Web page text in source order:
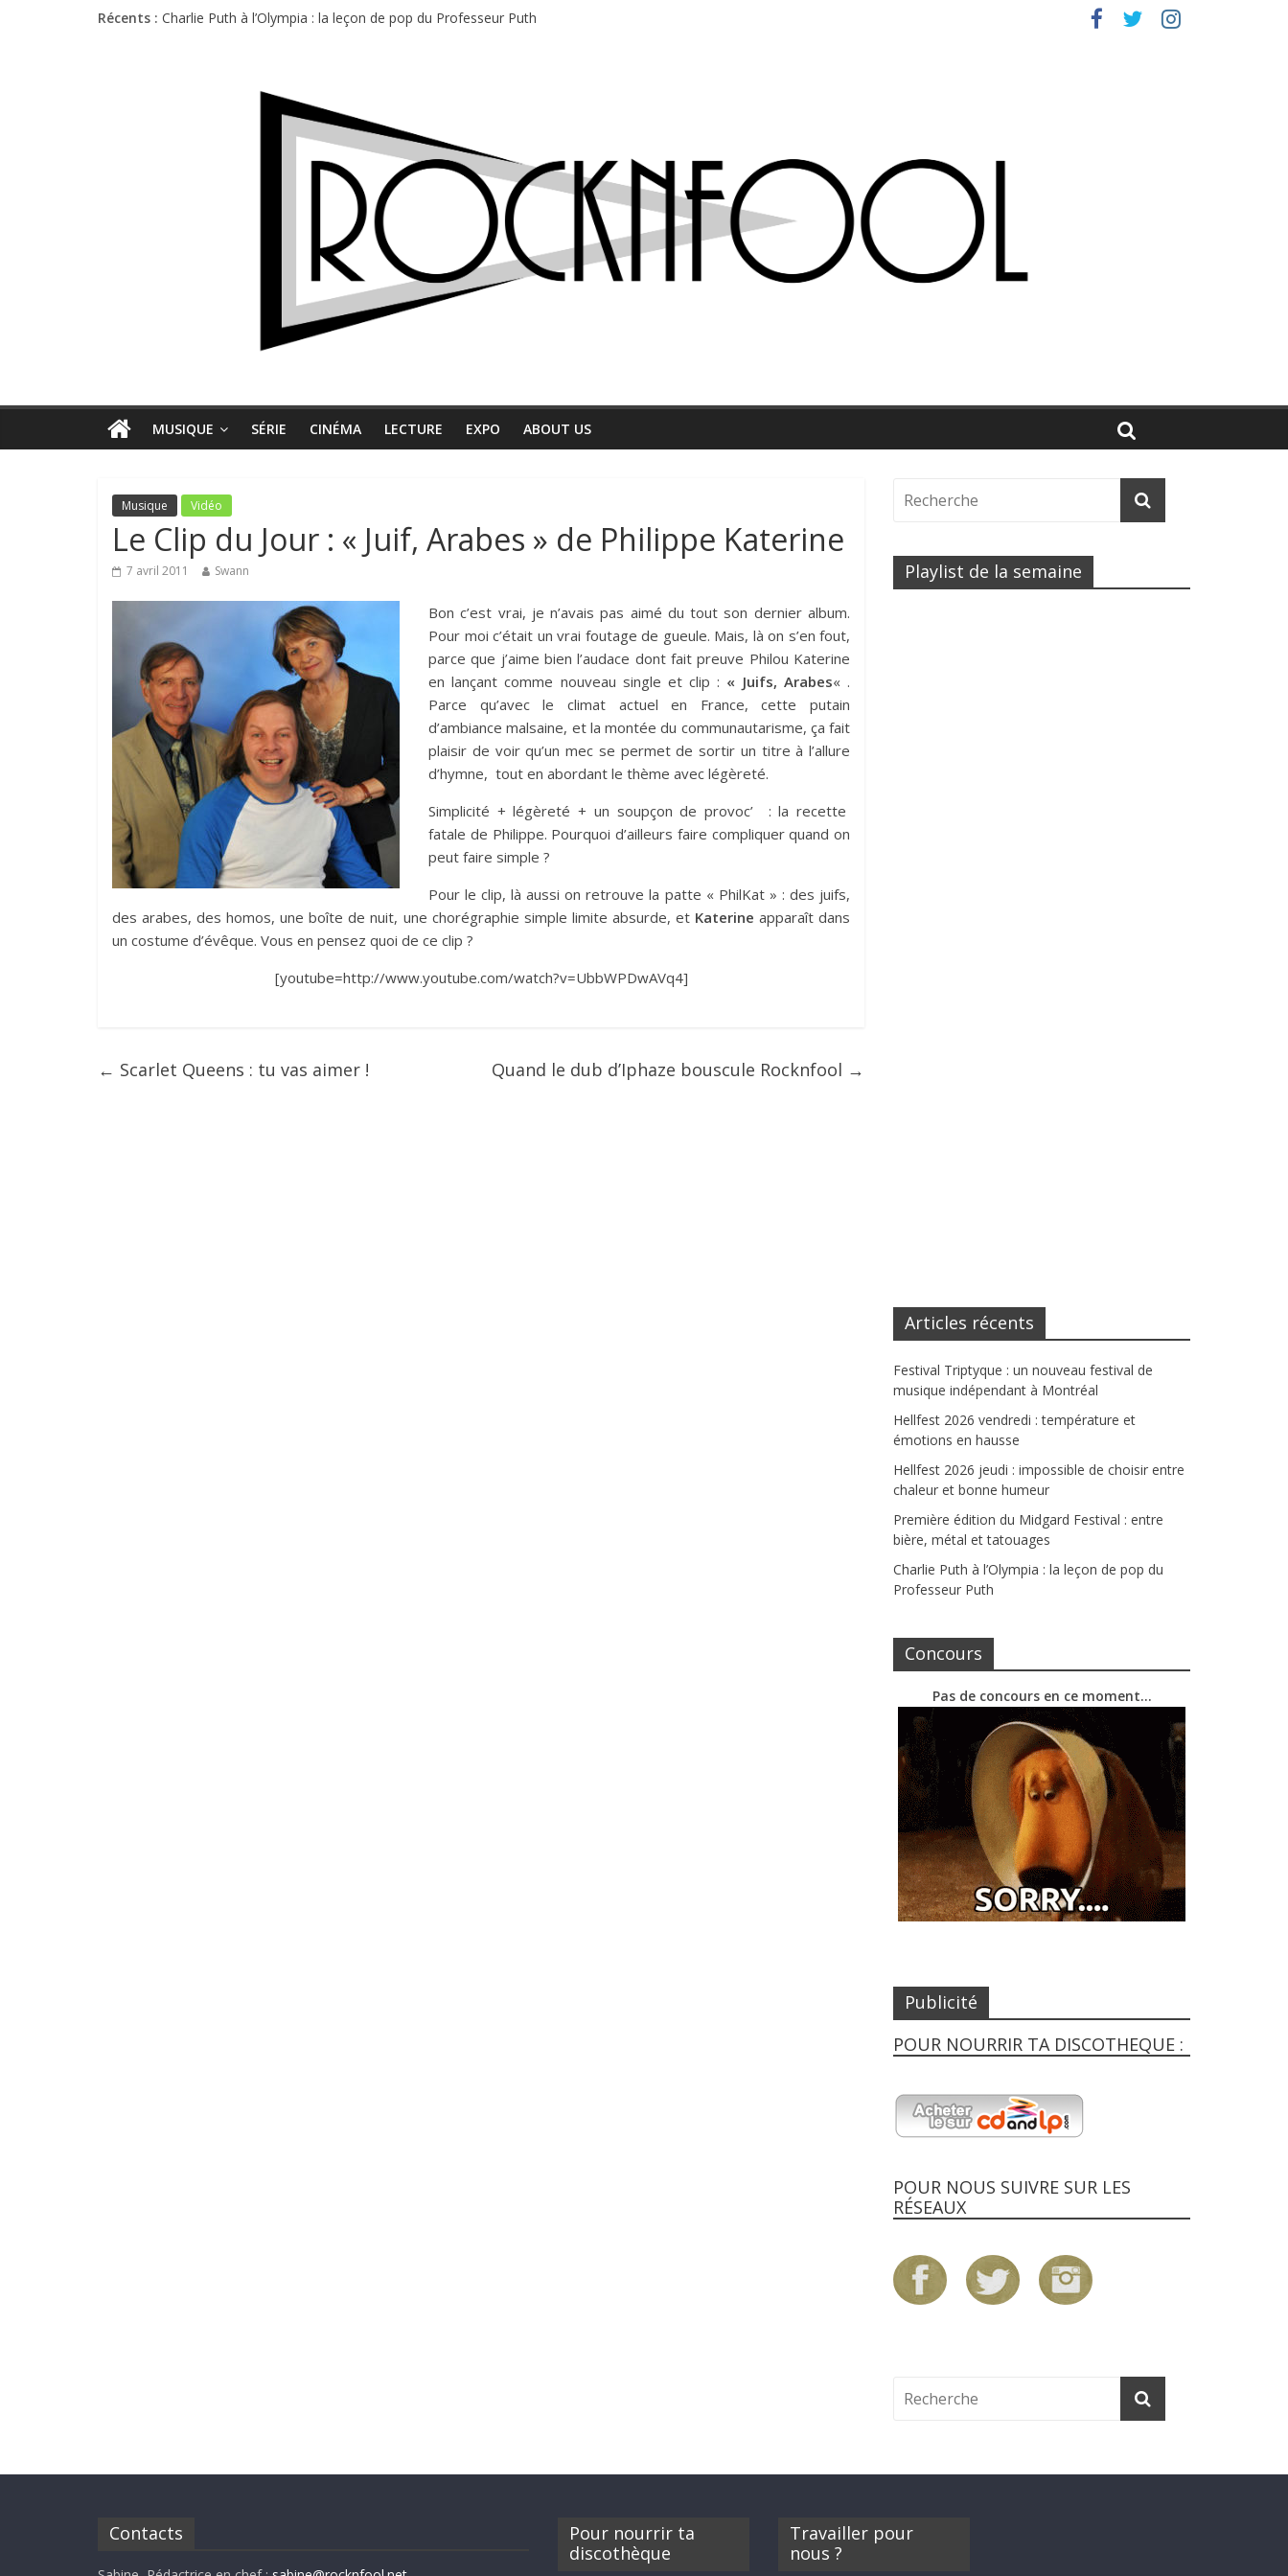
Récents : Charlie Puth à l’Olympia : la leçon de pop du Professeur Puth
Première édition du Midgard Festival : entre bière, métal et tatouages
MUSIQUE SÉRIE CINÉMA LECTURE EXPO ABOUT US
Musique Vidéo
Le Clip du Jour : « Juif, Arabes » de Philippe Katerine
7 avril 2011 Swann
Bon c’est vrai, je n’avais pas aimé du tout son dernier album.
Pour moi c’était un vrai foutage de gueule. Mais, là on s’en fout,
parce que j’aime bien l’audace dont fait preuve Philou Katerine
en lançant comme nouveau single et clip : « Juifs, Arabes« .
Parce qu’avec le climat actuel en France, cette putain
d’ambiance malsaine, et la montée du communautarisme, ça fait
plaisir de voir qu’un mec se permet de sortir un titre à l’allure
d’hymne, tout en abordant le thème avec légèreté.
Simplicité + légèreté + un soupçon de provoc’ : la recette
fatale de Philippe. Pourquoi d’ailleurs faire compliquer quand on
peut faire simple ?
Pour le clip, là aussi on retrouve la patte « PhilKat » : des juifs,
des arabes, des homos, une boîte de nuit, une chorégraphie simple limite absurde, et Katerine apparaît dans
un costume d’évêque. Vous en pensez quoi de ce clip ?
[youtube=http://www.youtube.com/watch?v=UbbWPDwAVq4]
← Scarlet Queens : tu vas aimer ! Quand le dub d’Iphaze bouscule Rocknfool →
Playlist de la semaine
Articles récents
Festival Triptyque : un nouveau festival de
musique indépendant à Montréal
Hellfest 2026 vendredi : température et
émotions en hausse
Hellfest 2026 jeudi : impossible de choisir entre
chaleur et bonne humeur
Première édition du Midgard Festival : entre
bière, métal et tatouages
Charlie Puth à l’Olympia : la leçon de pop du
Professeur Puth
Concours
Pas de concours en ce moment…
Publicité
POUR NOURRIR TA DISCOTHEQUE :
POUR NOUS SUIVRE SUR LES
RÉSEAUX
Contacts
Pour nourrir ta
discothèque
Travailler pour
nous ?